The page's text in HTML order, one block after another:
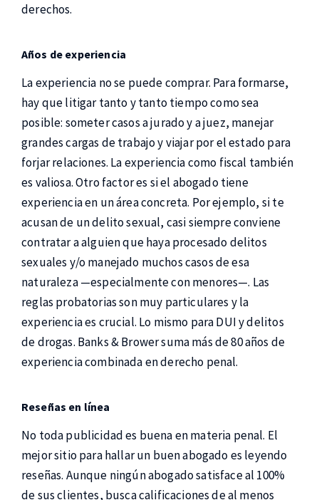
derechos.
Años de experiencia
La experiencia no se puede comprar. Para formarse,
hay que litigar tanto y tanto tiempo como sea
posible: someter casos a jurado y a juez, manejar
grandes cargas de trabajo y viajar por el estado para
forjar relaciones. La experiencia como fiscal también
es valiosa. Otro factor es si el abogado tiene
experiencia en un área concreta. Por ejemplo, si te
acusan de un delito sexual, casi siempre conviene
contratar a alguien que haya procesado delitos
sexuales y/o manejado muchos casos de esa
naturaleza —especialmente con menores—. Las
reglas probatorias son muy particulares y la
experiencia es crucial. Lo mismo para DUI y delitos
de drogas. Banks & Brower suma más de 80 años de
experiencia combinada en derecho penal.
Reseñas en línea
No toda publicidad es buena en materia penal. El
mejor sitio para hallar un buen abogado es leyendo
reseñas. Aunque ningún abogado satisface al 100%
de sus clientes, busca calificaciones de al menos